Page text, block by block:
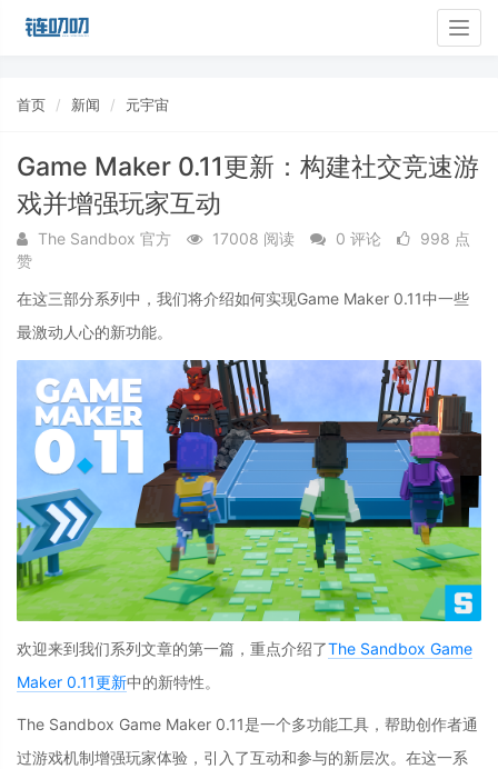
首页 新闻 元宇宙
Game Maker 0.11更新：构建社交竞速游
戏并增强玩家互动
The Sandbox 官方 17008 阅读 0 评论
998 点
赞
在这三部分系列中，我们将介绍如何实现Game Maker 0.11中一些
最激动人心的新功能。
欢迎来到我们系列文章的第一篇，重点介绍了The Sandbox Game
Maker 0.11更新中的新特性。
The Sandbox Game Maker 0.11是一个多功能工具，帮助创作者通
过游戏机制增强玩家体验，引入了互动和参与的新层次。在这一系